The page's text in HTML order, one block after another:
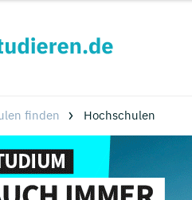
finden Hochschulen